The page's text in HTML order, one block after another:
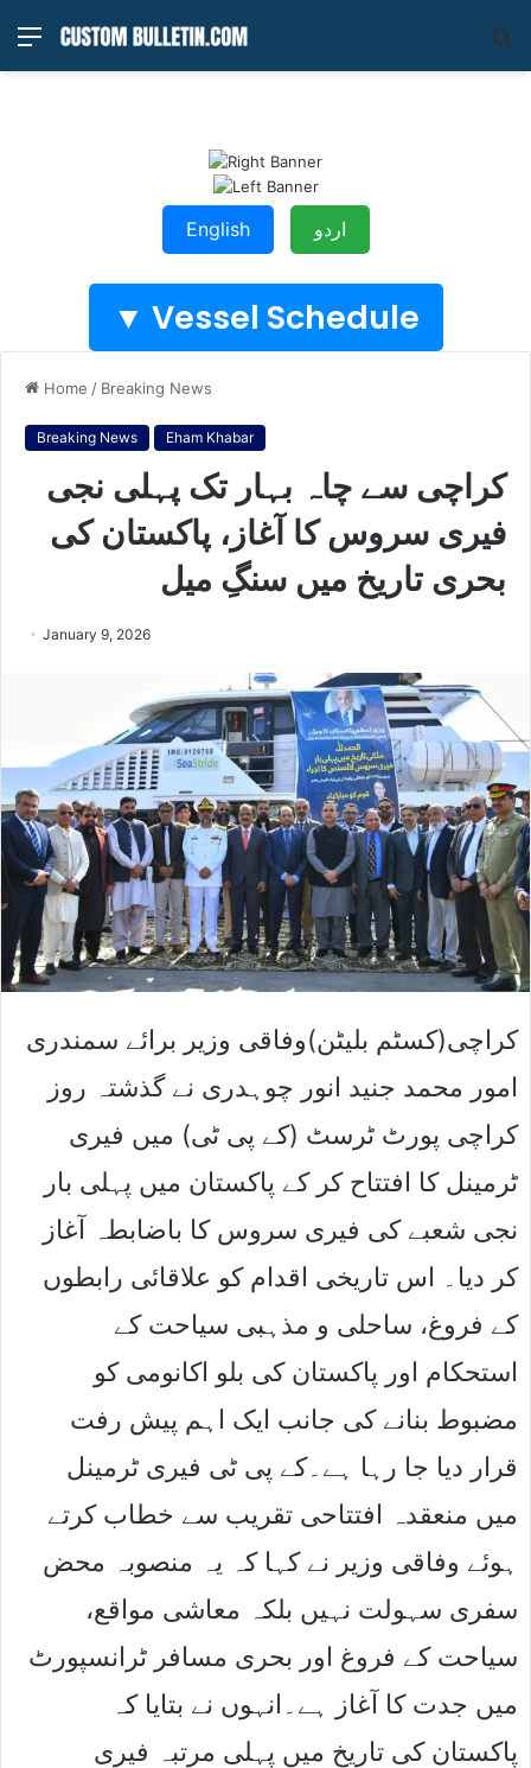
Menu
English اردو
Vessel Schedule ▼
Home / Breaking News
Breaking News Eham Khabar
کراچی سے چاہ بہار تک پہلی نجی
فیری سروس کا آغاز، پاکستان کی
بحری تاریخ میں سنگِ میل
January 9, 2026
کراچی(کسٹم بلیٹن)وفاقی وزیر برائے سمندری
امور محمد جنید انور چوہدری نے گذشتہ روز
کراچی پورٹ ٹرسٹ (کے پی ٹی) میں فیری
ٹرمینل کا افتتاح کر کے پاکستان میں پہلی بار
نجی شعبے کی فیری سروس کا باضابطہ آغاز
کر دیا۔ اس تاریخی اقدام کو علاقائی رابطوں
کے فروغ، ساحلی و مذہبی سیاحت کے
استحکام اور پاکستان کی بلو اکانومی کو
مضبوط بنانے کی جانب ایک اہم پیش رفت
قرار دیا جا رہا ہے۔کے پی ٹی فیری ٹرمینل
میں منعقدہ افتتاحی تقریب سے خطاب کرتے
ہوئے وفاقی وزیر نے کہا کہ یہ منصوبہ محض
سفری سہولت نہیں بلکہ معاشی مواقع،
سیاحت کے فروغ اور بحری مسافر ٹرانسپورٹ
میں جدت کا آغاز ہے۔انہوں نے بتایا کہ
پاکستان کی تاریخ میں پہلی مرتبہ فیری